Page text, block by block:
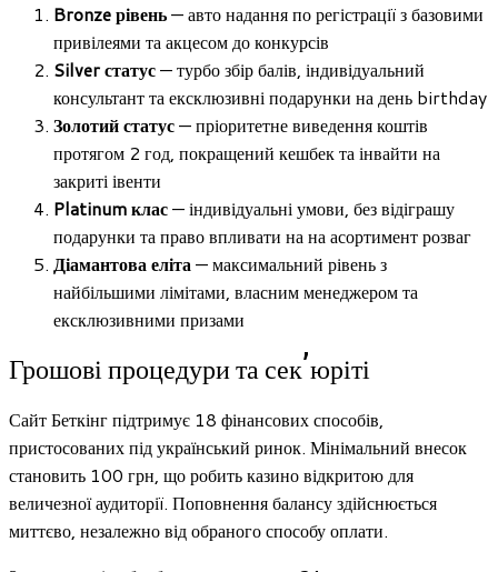
Bronze рівень— авто надання по регістраціï з базовими
привілеями та акцесом до конкурсів
Silver статус— турбо збір балів, індивідуальний
консультант та ексклюзивні подарунки на день birthday
Золотий статус— пріоритетне виведення коштів
протягом 2 год, покращений кешбек та інвайти на
закриті івенти
Platinum клас— індивідуальні умови, без відіграшу
подарунки та право впливати на на асортимент розваг
Діамантова еліта— максимальний рівень з
найбільшими лімітами, власним менеджером та
ексклюзивними призами
Грошові процедури та секʼюріті
Сайт Беткінг підтримує 18 фінансових способів,
пристосованих під український ринок. Мінімальний внесок
становить 100 грн, що робить казино відкритою для
величезної аудиторіï. Поповнення балансу здійснюється
миттєво, незалежно від обраного способу оплати.